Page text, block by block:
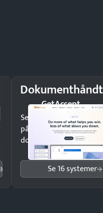
GetAccept
Send kontrakter til
på minutter og mist
dokumenter.
Se 16 systemer